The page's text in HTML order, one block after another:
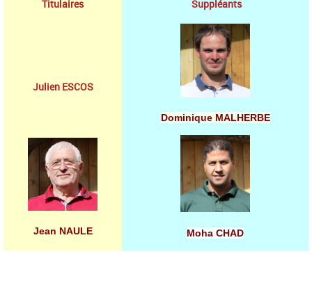
Titulaires Suppléants
Julien ESCOS
Dominique MALHERBE
Jean NAULE Moha CHAD